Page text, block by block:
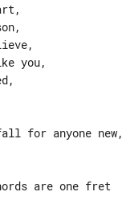
you,
for anyone new,
are one fret